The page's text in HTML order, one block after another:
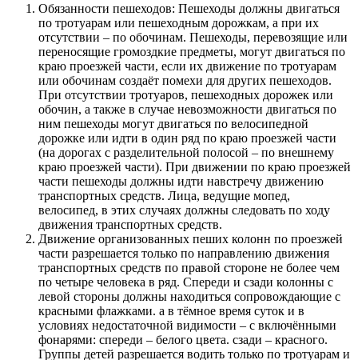
Обязанности пешеходов: Пешеходы должны двигаться
по тротуарам или пешеходным дорожкам, а при их
отсутствии – по обочинам. Пешеходы, перевозящие или
переносящие громоздкие предметы, могут двигаться по
краю проезжей части, если их движение по тротуарам
или обочинам создаёт помехи для других пешеходов.
При отсутствии тротуаров, пешеходных дорожек или
обочин, а также в случае невозможности двигаться по
ним пешеходы могут двигаться по велосипедной
дорожке или идти в один ряд по краю проезжей части
(на дорогах с разделительной полосой – по внешнему
краю проезжей части). При движении по краю проезжей
части пешеходы должны идти навстречу движению
транспортных средств. Лица, ведущие мопед,
велосипед, в этих случаях должны следовать по ходу
движения транспортных средств.
Движение организованных пеших колонн по проезжей
части разрешается только по направлению движения
транспортных средств по правой стороне не более чем
по четыре человека в ряд. Спереди и сзади колонны с
левой стороны должны находиться сопровождающие с
красными флажками. а в тёмное время суток и в
условиях недостаточной видимости – с включёнными
фонарями: спереди – белого цвета. сзади – красного.
Группы детей разрешается водить только по тротуарам и